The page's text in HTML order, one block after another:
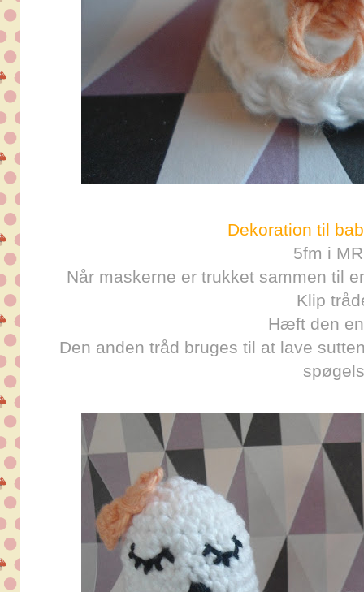
Dekoration til
5fm i
Når maskerne er trukket sammen til
Klip
Hæft den
Den anden tråd bruges til at lave